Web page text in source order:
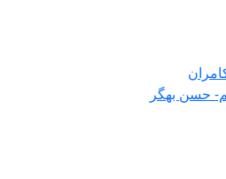
حسن بهگر